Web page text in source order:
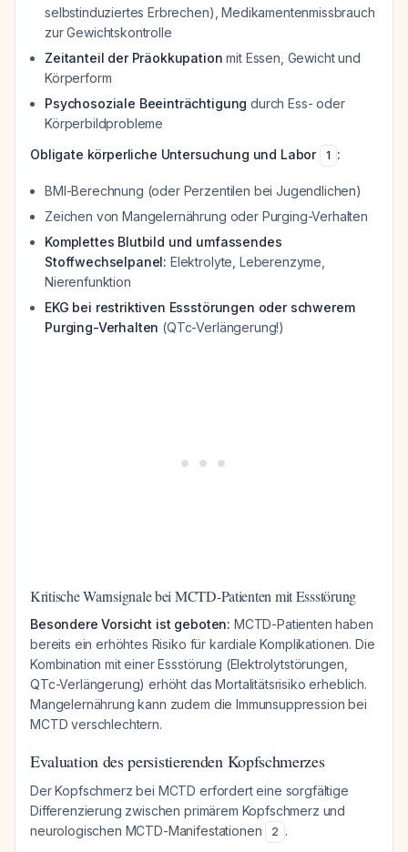
selbstinduziertes Erbrechen), Medikamentenmissbrauch
zur Gewichtskontrolle
Zeitanteil der Präokkupation mit Essen, Gewicht und
Körperform
Psychosoziale Beeinträchtigung durch Ess- oder
Körperbildprobleme
Obligate körperliche Untersuchung und Labor
1 :
BMI-Berechnung (oder Perzentilen bei Jugendlichen)
Zeichen von Mangelernährung oder Purging-Verhalten
Komplettes Blutbild und umfassendes
Stoffwechselpanel: Elektrolyte, Leberenzyme,
Nierenfunktion
EKG bei restriktiven Essstörungen oder schwerem
Purging-Verhalten (QTc-Verlängerung!)
Kritische Warnsignale bei MCTD-Patienten mit Essstörung
Besondere Vorsicht ist geboten: MCTD-Patienten haben
bereits ein erhöhtes Risiko für kardiale Komplikationen. Die
Kombination mit einer Essstörung (Elektrolytstörungen,
QTc-Verlängerung) erhöht das Mortalitätsrisiko erheblich.
Mangelernährung kann zudem die Immunsuppression bei
MCTD verschlechtern.
Evaluation des persistierenden Kopfschmerzes
Der Kopfschmerz bei MCTD erfordert eine sorgfältige
Differenzierung zwischen primärem Kopfschmerz und
neurologischen MCTD-Manifestationen
2 .